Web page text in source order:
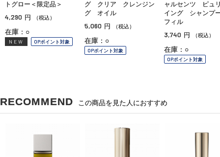
トグロー＜限定品＞
4,290 円 （税込）
在庫：○
NEW OPポイント対象
グ クリア クレンジン
グ オイル
5,060 円 （税込）
在庫：○
OPポイント対象
ャルセンツ ピュ
イング シャンプ
フィル
3,740 円 （税込）
在庫：○
OPポイント対象
RECOMMEND この商品を見た人におすすめ